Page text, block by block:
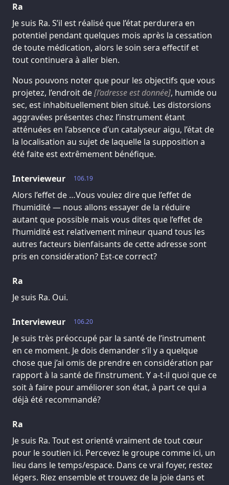
Ra
Je suis Ra. S’il est réalisé que l’état perdurera en
potentiel pendant quelques mois après la cessation
de toute médication, alors le soin sera effectif et
tout continuera à aller bien.
Nous pouvons noter que pour les objectifs que vous
projetez, l’endroit de[l’adresse est donnée], humide ou
sec, est inhabituellement bien situé. Les distorsions
aggravées présentes chez l’instrument étant
atténuées en l’absence d’un catalyseur aigu, l’état de
la localisation au sujet de laquelle la supposition a
été faite est extrêmement bénéfique.
106.19
Intervieweur
Alors l’effet de …Vous voulez dire que l’effet de
l’humidité — nous allons essayer de la réduire
autant que possible mais vous dites que l’effet de
l’humidité est relativement mineur quand tous les
autres facteurs bienfaisants de cette adresse sont
pris en considération? Est-ce correct?
Ra
Je suis Ra. Oui.
106.20
Intervieweur
Je suis très préoccupé par la santé de l’instrument
en ce moment. Je dois demander s’il y a quelque
chose que j’ai omis de prendre en considération par
rapport à la santé de l’instrument. Y a-t-il quoi que ce
soit à faire pour améliorer son état, à part ce qui a
déjà été recommandé?
Ra
Je suis Ra. Tout est orienté vraiment de tout cœur
pour le soutien ici. Percevez le groupe comme ici, un
lieu dans le temps/espace. Dans ce vrai foyer, restez
légers. Riez ensemble et trouvez de la joie dans et